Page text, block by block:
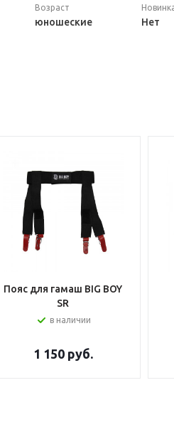
Возраст
юношеские Нет
Пояс для гамаш BIG BOY
SR
в наличии
1 150руб.